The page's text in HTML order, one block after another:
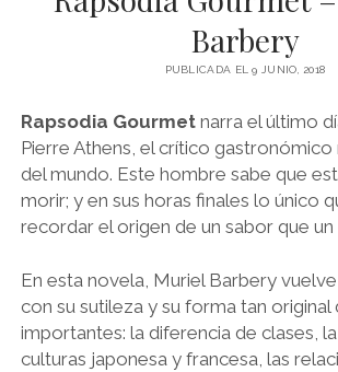
NOVELA GRÁFICA
BOOKTAG
LITERATURA INFANTIL Y
NOVEDADES DEL MES
Barbery
PUBLICADA EL 9 JUNIO, 2018
Rapsodia Gourmetnarra el último
Pierre Athens, el crítico
del mundo. Este hombre sabe que
morir; y en sus horas finales lo único
recordar el origen de un sabor que un
En esta novela, Muriel Barbery
con su sutileza y su forma tan
importantes: la diferencia de clases,
culturas japonesa y francesa, las